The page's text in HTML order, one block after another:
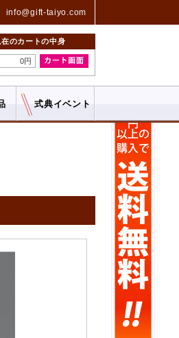
info@gift-taiyo.com
在のカートの中身
0円
式典イベント